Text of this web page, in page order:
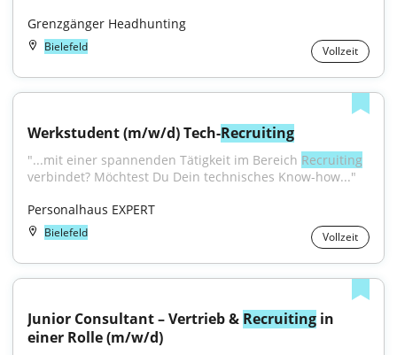
Grenzgänger Headhunting
Bielefeld Vollzeit
Werkstudent (m/w/d) Tech-Recruiting
"...mit einer spannenden Tätigkeit im Bereich Recruiting
verbindet? Möchtest Du Dein technisches Know-how..."
Personalhaus EXPERT
Bielefeld Vollzeit
Junior Consultant – Vertrieb & Recruiting in
einer Rolle (m/w/d)